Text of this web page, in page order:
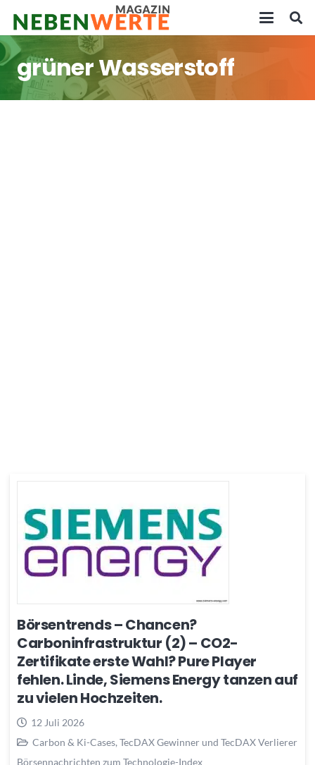
grüner Wasserstoff
Börsentrends – Chancen?
Carboninfrastruktur (2) – CO2-
Zertifikate erste Wahl? Pure Player
fehlen. Linde, Siemens Energy tanzen auf
zu vielen Hochzeiten.
12 Juli 2026
Carbon & Ki-Cases, TecDAX Gewinner und TecDAX Verlierer
Börsennachrichten zum Technologie-Index